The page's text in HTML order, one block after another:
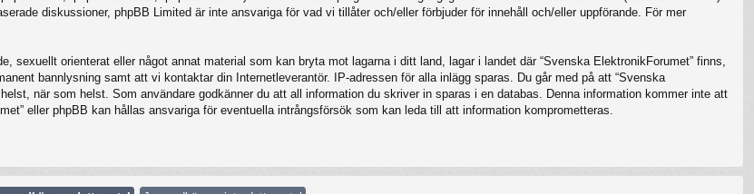
diskussioner, phpBB Limited är inte ansvariga för vad vi tillåter och/eller förbjuder för innehåll och/eller uppförande. För mer
orienterat eller något annat material som kan bryta mot lagarna i ditt land, lagar i landet där “Svenska ElektronikForumet” finns,
bannlysning samt att vi kontaktar din Internetleverantör. IP-adressen för alla inlägg sparas. Du går med på att “Svenska
när som helst. Som användare godkänner du att all information du skriver in sparas i en databas. Denna information kommer inte att
eller phpBB kan hållas ansvariga för eventuella intrångsförsök som kan leda till att information komprometteras.